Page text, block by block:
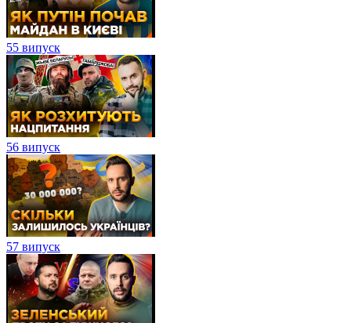
55 випуск
56 випуск
57 випуск